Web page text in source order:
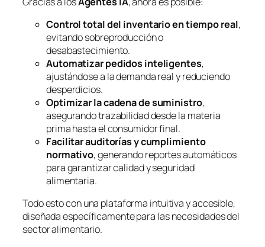
Control total del inventario en tiempo real,
evitando sobreproducción o
desabastecimiento.
Automatizar pedidos inteligentes,
ajustándose a la demanda real y reduciendo
desperdicios.
Optimizar la cadena de suministro,
asegurando trazabilidad desde la materia
prima hasta el consumidor final.
Facilitar auditorías y cumplimiento
normativo, generando reportes automáticos
para garantizar calidad y seguridad
alimentaria.
Todo esto con una plataforma intuitiva y accesible,
diseñada específicamente para las necesidades del
sector alimentario.